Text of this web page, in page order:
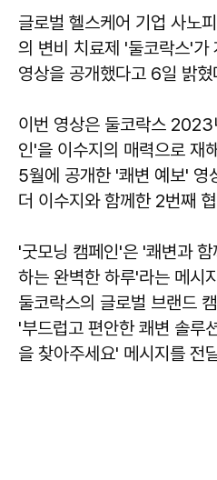
글로벌 헬스케어 기업 사노
의 변비 치료제 '둘코락스'가
영상을 공개했다고 6일 밝혔
이번 영상은 둘코락스
인'을 이수지의 매력으로 재
5월에 공개한 '쾌변 예보' 영
더 이수지와 함께한 2번째
'굿모닝 캠페인'은 '쾌변과
하는 완벽한 하루'라는 메시
둘코락스의 글로벌 브랜드
'부드럽고 편안한 쾌변 솔루
을 찾아주세요' 메시지를 전